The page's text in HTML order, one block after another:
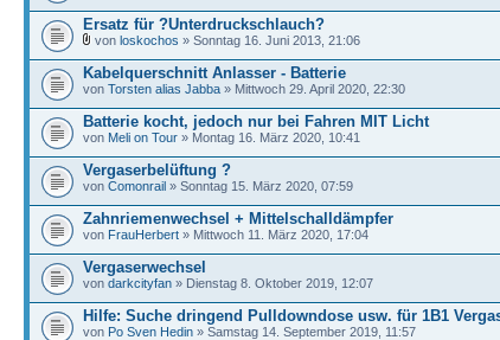
Ersatz für ?Unterdruckschlauch?
von loskochos » Sonntag 16. Juni 2013, 21:06
Kabelquerschnitt Anlasser - Batterie
von Torsten alias Jabba » Mittwoch 29. April 2020, 22:30
Batterie kocht, jedoch nur bei Fahren MIT Licht
von Meli on Tour » Montag 16. März 2020, 10:41
Vergaserbelüftung ?
von Comonrail » Sonntag 15. März 2020, 07:59
Zahnriemenwechsel + Mittelschalldämpfer
von FrauHerbert » Mittwoch 11. März 2020, 17:04
Vergaserwechsel
von darkcityfan » Dienstag 8. Oktober 2019, 12:07
Hilfe: Suche dringend Pulldowndose usw. für 1B1
von Po Sven Hedin » Samstag 14. September 2019, 11:57